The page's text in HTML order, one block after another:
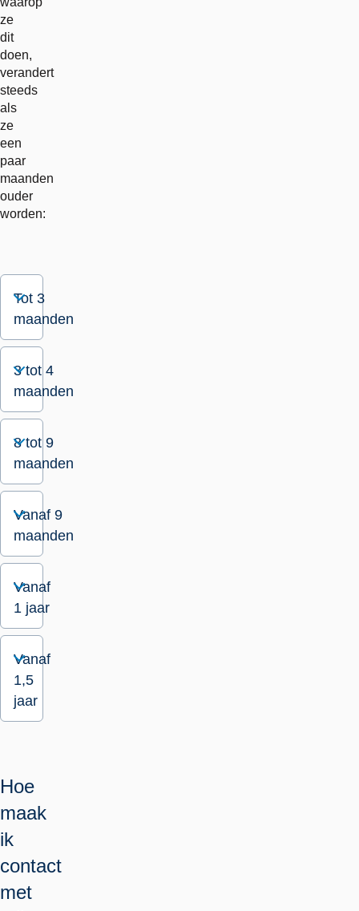
ze
dit
doen,
verandert
steeds
als
ze
een
paar
maanden
ouder
worden:
Tot 3
maanden
3 tot 4
maanden
8 tot 9
maanden
Vanaf 9
maanden
Vanaf
1 jaar
Vanaf
1,5
jaar
Hoe
maak
ik
contact
met